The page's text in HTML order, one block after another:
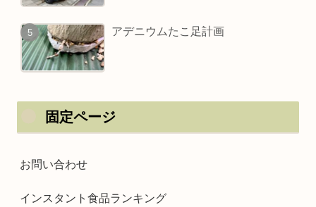
アデニウムたこ足計画
固定ページ
お問い合わせ
インスタント食品ランキング